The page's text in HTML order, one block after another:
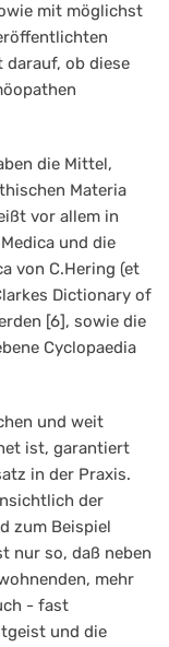
mit möglichst
ob diese
die Mittel,
Materia
vor allem in
und die
von C.Hering (et
Dictionary of
[6], sowie die
Cyclopaedia
und weit
ist, garantiert
in der Praxis.
der
zum Beispiel
nur so, daß neben
mehr
- fast
und die